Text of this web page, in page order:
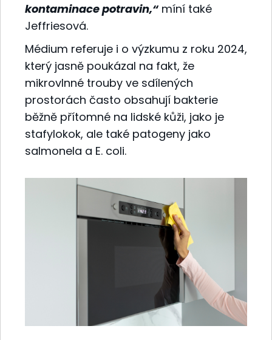
kontaminace potravin,“ míní také
Jeffriesová.
Médium referuje i o výzkumu z roku 2024,
který jasně poukázal na fakt, že
mikrovlnné trouby ve sdílených
prostorách často obsahují bakterie
běžně přítomné na lidské kůži, jako je
stafylokok, ale také patogeny jako
salmonela a E. coli.